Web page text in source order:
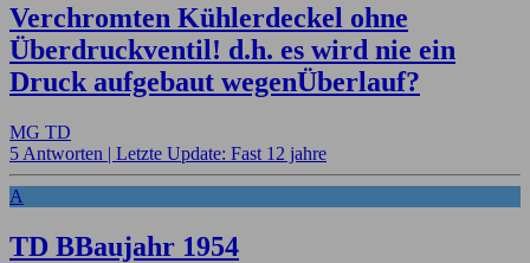
Verchromten Kühlerdeckel ohne
Überdruckventil! d.h. es wird nie ein
Druck aufgebaut wegenÜberlauf?
MG TD
5 Antworten | Letzte Update: Fast 12 jahre
A
TD BBaujahr 1954